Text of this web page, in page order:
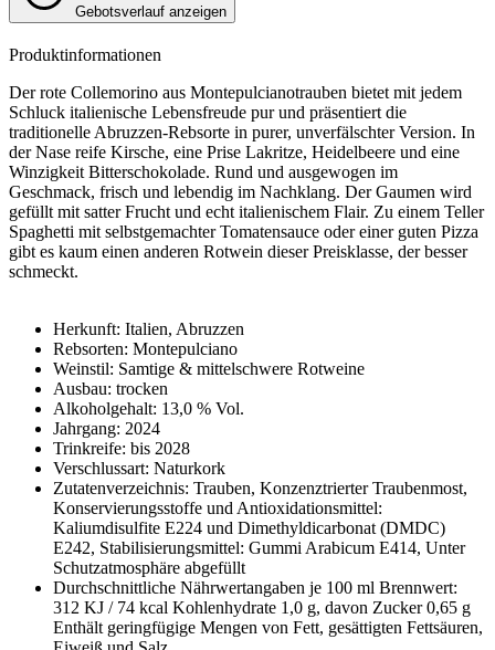
Gebotsverlauf anzeigen
Produktinformationen
Der rote Collemorino aus Montepulcianotrauben bietet mit jedem
Schluck italienische Lebensfreude pur und präsentiert die
traditionelle Abruzzen-Rebsorte in purer, unverfälschter Version. In
der Nase reife Kirsche, eine Prise Lakritze, Heidelbeere und eine
Winzigkeit Bitterschokolade. Rund und ausgewogen im
Geschmack, frisch und lebendig im Nachklang. Der Gaumen wird
gefüllt mit satter Frucht und echt italienischem Flair. Zu einem Teller
Spaghetti mit selbstgemachter Tomatensauce oder einer guten Pizza
gibt es kaum einen anderen Rotwein dieser Preisklasse, der besser
schmeckt.
Herkunft: Italien, Abruzzen
Rebsorten: Montepulciano
Weinstil: Samtige & mittelschwere Rotweine
Ausbau: trocken
Alkoholgehalt: 13,0 % Vol.
Jahrgang: 2024
Trinkreife: bis 2028
Verschlussart: Naturkork
Zutatenverzeichnis: Trauben, Konzenztrierter Traubenmost,
Konservierungsstoffe und Antioxidationsmittel:
Kaliumdisulfite E224 und Dimethyldicarbonat (DMDC)
E242, Stabilisierungsmittel: Gummi Arabicum E414, Unter
Schutzatmosphäre abgefüllt
Durchschnittliche Nährwertangaben je 100 ml Brennwert:
312 KJ / 74 kcal Kohlenhydrate 1,0 g, davon Zucker 0,65 g
Enthält geringfügige Mengen von Fett, gesättigten Fettsäuren,